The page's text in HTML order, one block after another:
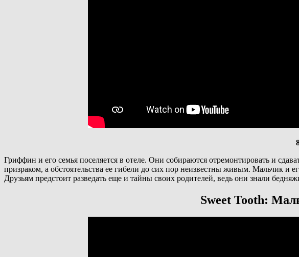
Гриффин и его семья поселяется в отеле. Они собираются отремонтировать и
призраком, а обстоятельства ее гибели до сих пор неизвестны живым. Мальчик и
Друзьям предстоит разведать еще и тайны своих родителей, ведь они знали
Sweet Tooth: